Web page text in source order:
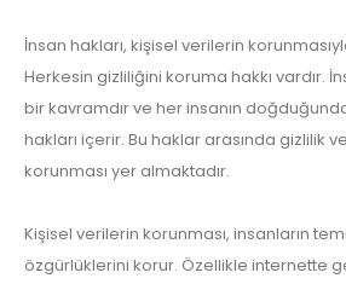
İnsan hakları, kişisel verilerin
Herkesin gizliliğini koruma hakkı vardır.
bir kavramdır ve her insanın
hakları içerir. Bu haklar arasında gizlilik
korunması yer almaktadır.
Kişisel verilerin korunması, insanların
özgürlüklerini korur. Özellikle internette